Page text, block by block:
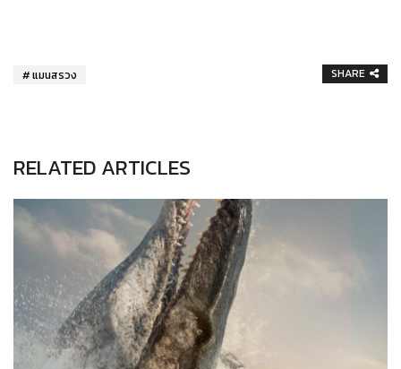
แมนสรวง SHARE
RELATED ARTICLES